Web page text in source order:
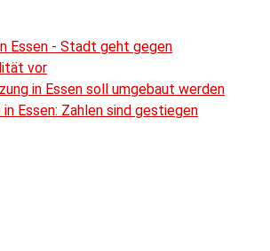
Essen - Stadt geht gegen
vor
in Essen soll umgebaut werden
Essen: Zahlen sind gestiegen